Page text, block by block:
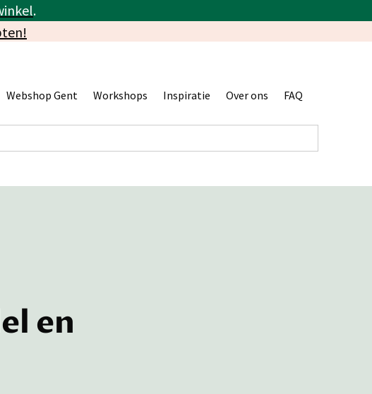
.
Webshop Gent Workshops Inspiratie Over ons FAQ
en